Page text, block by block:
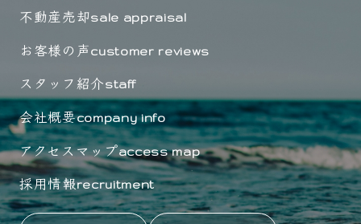
不動産売却sale appraisal
お客様の声customer reviews
スタッフ紹介staff
会社概要company info
アクセスマップaccess map
採用情報recruitment